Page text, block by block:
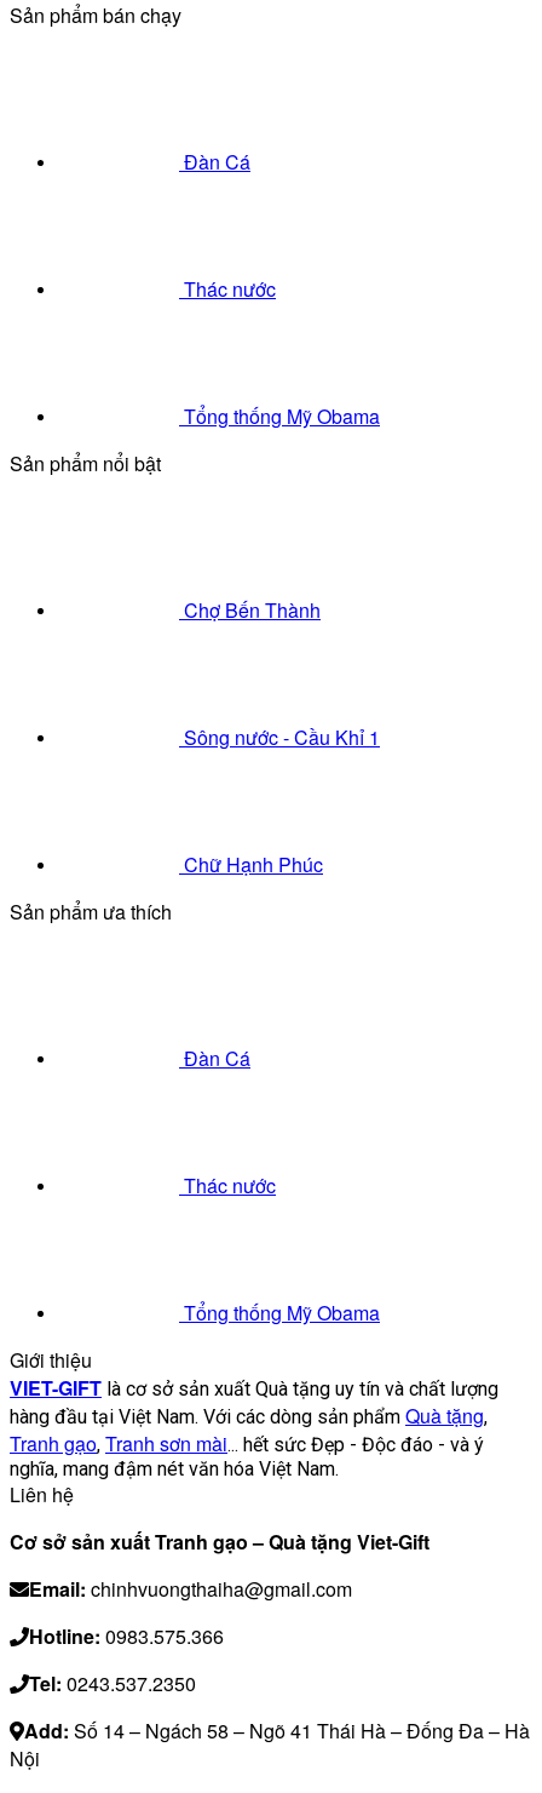
Sản phẩm bán chạy
Đàn Cá
Thác nước
Tổng thống Mỹ Obama
Sản phẩm nổi bật
Chợ Bến Thành
Sông nước - Cầu Khỉ 1
Chữ Hạnh Phúc
Sản phẩm ưa thích
Đàn Cá
Thác nước
Tổng thống Mỹ Obama
Giới thiệu
VIET-GIFT là cơ sở sản xuất Quà tặng uy tín và chất lượng
hàng đầu tại Việt Nam. Với các dòng sản phẩm Quà tặng,
Tranh gạo, Tranh sơn mài... hết sức Đẹp - Độc đáo - và ý
nghĩa, mang đậm nét văn hóa Việt Nam.
Liên hệ
Cơ sở sản xuất Tranh gạo – Quà tặng Viet-Gift
Email: chinhvuongthaiha@gmail.com
Hotline: 0983.575.366
Tel: 0243.537.2350
Add: Số 14 – Ngách 58 – Ngõ 41 Thái Hà – Đống Đa – Hà
Nội